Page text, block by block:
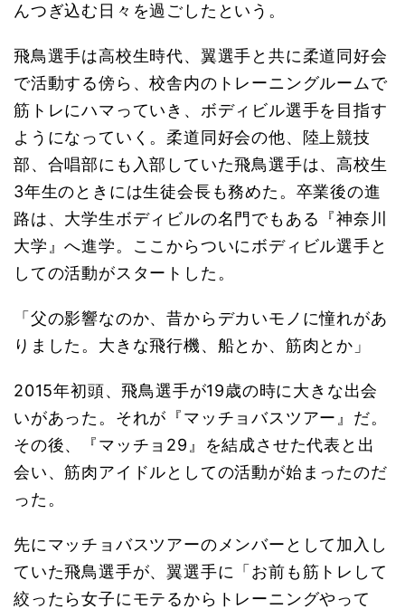
んつぎ込む日々を過ごしたという。
飛鳥選手は高校生時代、翼選手と共に柔道同好会
で活動する傍ら、校舎内のトレーニングルームで
筋トレにハマっていき、ボディビル選手を目指す
ようになっていく。柔道同好会の他、陸上競技
部、合唱部にも入部していた飛鳥選手は、高校生
3年生のときには生徒会長も務めた。卒業後の進
路は、大学生ボディビルの名門でもある『神奈川
大学』へ進学。ここからついにボディビル選手と
しての活動がスタートした。
「父の影響なのか、昔からデカいモノに憧れがあ
りました。大きな飛行機、船とか、筋肉とか」
2015年初頭、飛鳥選手が19歳の時に大きな出会
いがあった。それが『マッチョバスツアー』だ。
その後、『マッチョ29』を結成させた代表と出
会い、筋肉アイドルとしての活動が始まったのだ
った。
先にマッチョバスツアーのメンバーとして加入し
ていた飛鳥選手が、翼選手に「お前も筋トレして
絞ったら女子にモテるからトレーニングやって